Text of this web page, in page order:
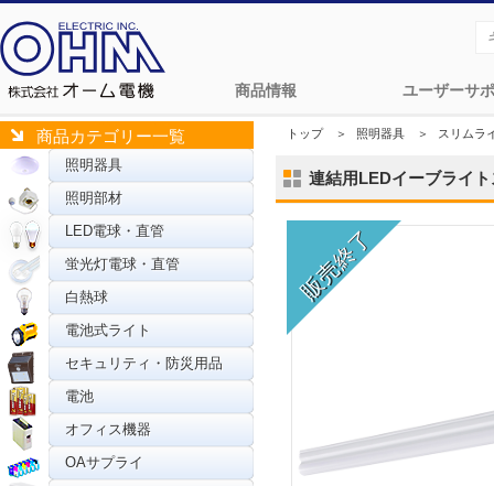
商品情報 ユーザーサ
商品カテゴリー一覧
照明器具
照明部材
LED電球・直管
蛍光灯電球・直管
白熱球
電池式ライト
セキュリティ・防災用品
電池
オフィス機器
OAサプライ
トップ＞ 照明器具 ＞ スリムラ
連結用LEDイーブライ